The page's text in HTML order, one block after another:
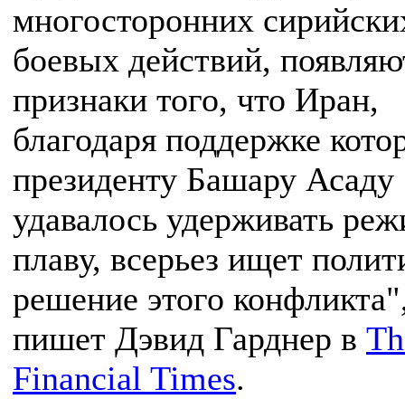
многосторонних
боевых действий,
признаки того, что Иран,
благодаря поддержке
президенту Башару Асаду
удавалось удерживать
плаву, всерьез ищет
решение этого
пишет Дэвид Гарднер в
Financial Times.